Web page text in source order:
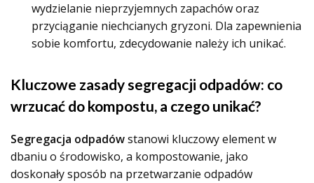
wydzielanie nieprzyjemnych zapachów oraz
przyciąganie niechcianych gryzoni. Dla zapewnienia
sobie komfortu, zdecydowanie należy ich unikać.
Kluczowe zasady segregacji odpadów: co
wrzucać do kompostu, a czego unikać?
Segregacja odpadówstanowi kluczowy element w
dbaniu o środowisko, a kompostowanie, jako
doskonały sposób na przetwarzanie odpadów